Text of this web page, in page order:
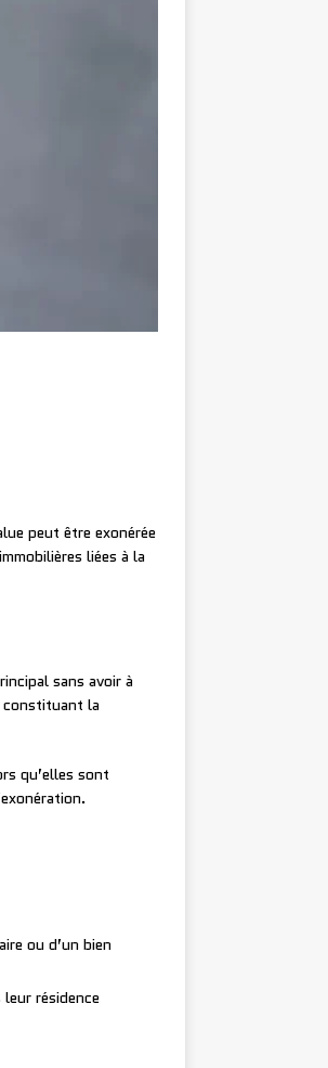
peut être exonérée
liées à la
sans avoir à
constituant la
qu’elles sont
ou d’un bien
résidence